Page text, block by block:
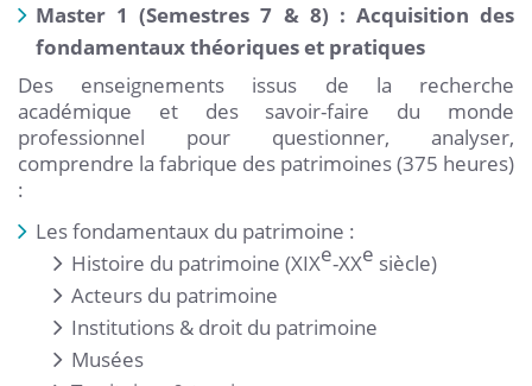
Master 1 (Semestres 7 & 8) : Acquisition des
fondamentaux théoriques et pratiques
Des enseignements issus de la recherche
académique et des savoir-faire du monde
professionnel pour questionner, analyser,
comprendre la fabrique des patrimoines (375 heures)
:
Les fondamentaux du patrimoine :
Histoire du patrimoine (XIXe-XXe siècle)
Acteurs du patrimoine
Institutions & droit du patrimoine
Musées